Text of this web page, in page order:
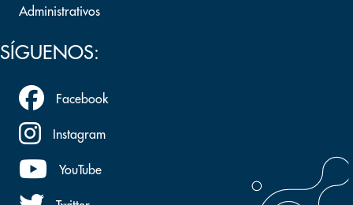
Administrativos
SÍGUENOS:
Facebook
Instagram
YouTube